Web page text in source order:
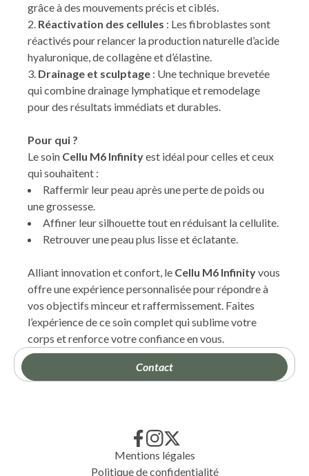
Contact
grâce à des mouvements précis et ciblés.
Réactivation des cellules : Les fibroblastes sont
réactivés pour relancer la production naturelle d’acide
hyaluronique, de collagène et d’élastine.
Drainage et sculptage : Une technique brevetée
qui combine drainage lymphatique et remodelage
pour des résultats immédiats et durables.
Pour qui ?
Le soin Cellu M6 Infinityest idéal pour celles et ceux
qui souhaitent :
Raffermir leur peau après une perte de poids ou
une grossesse.
Affiner leur silhouette tout en réduisant la cellulite.
Retrouver une peau plus lisse et éclatante.
Alliant innovation et confort, le Cellu M6 Infinityvous
offre une expérience personnalisée pour répondre à
vos objectifs minceur et raffermissement. Faites
l’expérience de ce soin complet qui sublime votre
corps et renforce votre confiance en vous.
Mentions légales
Politique de confidentialité